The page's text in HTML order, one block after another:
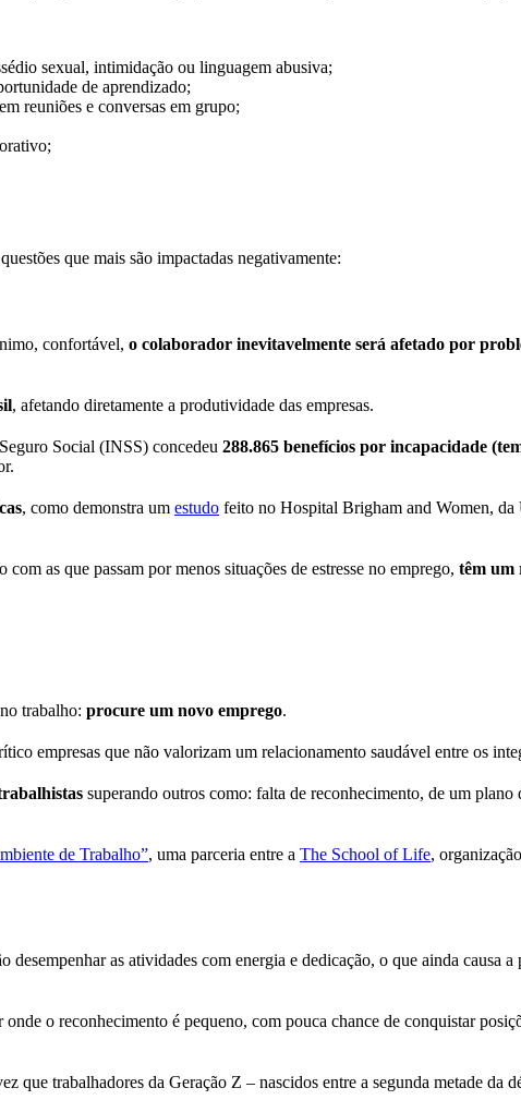
sexual, intimidação ou linguagem abusiva;
de aprendizado;
reuniões e conversas em grupo;
que mais são impactadas negativamente:
confortável, o colaborador inevitavelmente será afetado por
, afetando diretamente a produtividade das empresas.
Social (INSS) concedeu 288.865 benefícios por incapacidade
, como demonstra um estudo feito no Hospital Brigham and Women,
as que passam por menos situações de estresse no emprego, têm um
trabalho: procure um novo emprego.
empresas que não valorizam um relacionamento saudável entre os
superando outros como: falta de reconhecimento, de um plano
de Trabalho”, uma parceria entre a The School of Life,
desempenhar as atividades com energia e dedicação, o que ainda causa
o reconhecimento é pequeno, com pouca chance de conquistar
que trabalhadores da Geração Z – nascidos entre a segunda metade da